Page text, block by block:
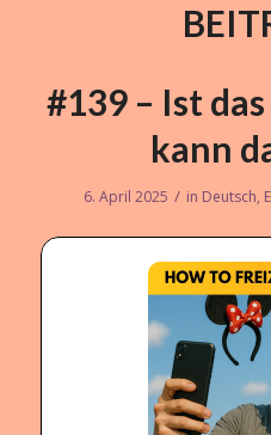
#139 – Ist
kann
6. April 2025 / in Deutsch,